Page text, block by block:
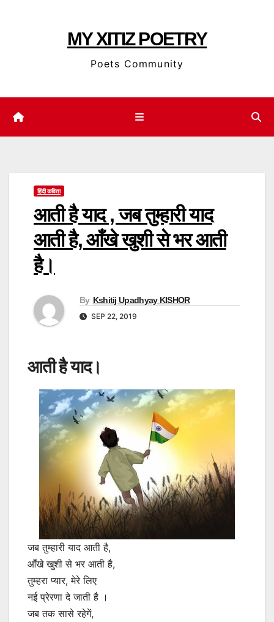
MY XITIZ POETRY
Poets Community
हिंदी कविता
आती है याद , जब तुम्हारी याद
आती है, आँखे खुशी से भर आती
है।
By Kshitij Upadhyay KISHOR
SEP 22, 2019
आती है याद।
जब तुम्हारी याद आती है,
आँखे खुशी से भर आती है,
तुम्हरा प्यार, मेरे लिए
नई प्रेरणा दे जाती है ।
जब तक सासे रहेगें,